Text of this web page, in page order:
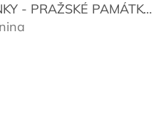
VYSTŘIHOVÁNKY - PRAŽSKÉ PAMÁTKY
je 5 z 5 hvězdiček.